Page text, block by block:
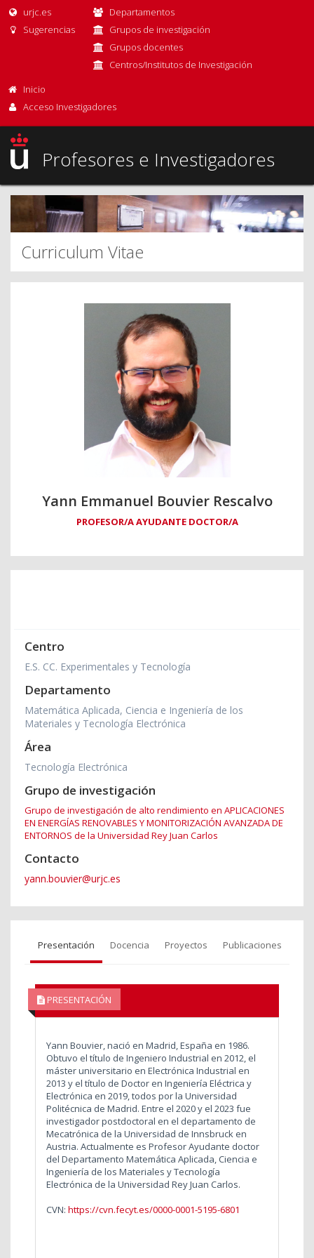
urjc.es
Sugerencias
Departamentos
Grupos de investigación
Grupos docentes
Centros/Institutos de Investigación
Inicio
Acceso Investigadores
Profesores e Investigadores
Curriculum Vitae
Yann Emmanuel Bouvier Rescalvo
PROFESOR/A AYUDANTE DOCTOR/A
Centro
E.S. CC. Experimentales y Tecnología
Departamento
Matemática Aplicada, Ciencia e Ingeniería de los
Materiales y Tecnología Electrónica
Área
Tecnología Electrónica
Grupo de investigación
Grupo de investigación de alto rendimiento en APLICACIONES
EN ENERGÍAS RENOVABLES Y MONITORIZACIÓN AVANZADA DE
ENTORNOS de la Universidad Rey Juan Carlos
Contacto
yann.bouvier@urjc.es
Presentación Docencia Proyectos Publicaciones
PRESENTACIÓN
Yann Bouvier, nació en Madrid, España en 1986.
Obtuvo el título de Ingeniero Industrial en 2012, el
máster universitario en Electrónica Industrial en
2013 y el título de Doctor en Ingeniería Eléctrica y
Electrónica en 2019, todos por la Universidad
Politécnica de Madrid. Entre el 2020 y el 2023 fue
investigador postdoctoral en el departamento de
Mecatrónica de la Universidad de Innsbruck en
Austria. Actualmente es Profesor Ayudante doctor
del Departamento Matemática Aplicada, Ciencia e
Ingeniería de los Materiales y Tecnología
Electrónica de la Universidad Rey Juan Carlos.
CVN: https://cvn.fecyt.es/0000-0001-5195-6801